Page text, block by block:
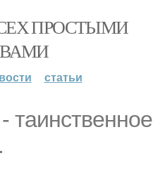
ПРОСТЫМИ
статьи
таинственное